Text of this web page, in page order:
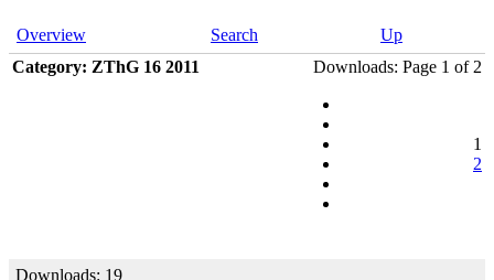
Overview Search
Up
Category: ZThG 16 2011
Downloads: Page 1 of 2
1
2
Downloads: 19